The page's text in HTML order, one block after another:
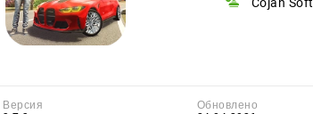
Версия
Обновлено